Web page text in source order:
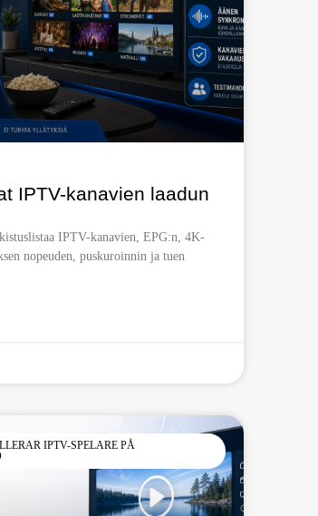
IPTV-kanavien laadun
IPTV-kanavien, EPG:n, 4K-
nopeuden, puskuroinnin ja tuen
IPTV-SPELARE PÅ